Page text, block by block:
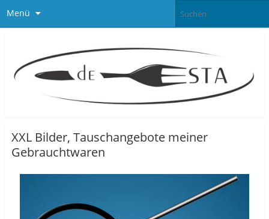
Menü
XXL Bilder, Tauschangebote meiner
Gebrauchtwaren